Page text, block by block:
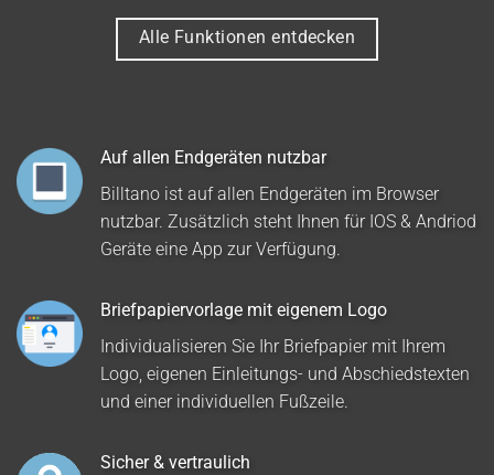
Alle Funktionen entdecken
Auf allen Endgeräten nutzbar
Billtano ist auf allen Endgeräten im Browser
nutzbar. Zusätzlich steht Ihnen für IOS & Andriod
Geräte eine App zur Verfügung.
Briefpapiervorlage mit eigenem Logo
Individualisieren Sie Ihr Briefpapier mit Ihrem
Logo, eigenen Einleitungs- und Abschiedstexten
und einer individuellen Fußzeile.
Sicher & vertraulich